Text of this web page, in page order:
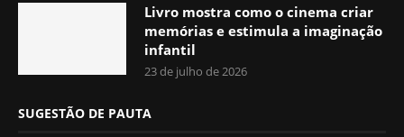
Livro mostra como o cinema criar
memórias e estimula a imaginação
infantil
23 de julho de 2026
SUGESTÃO DE PAUTA